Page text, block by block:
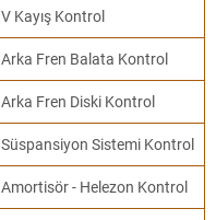
V Kayış Kontrol
Arka Fren Balata Kontrol
Arka Fren Diski Kontrol
Süspansiyon Sistemi Kontrol
Amortisör - Helezon Kontrol